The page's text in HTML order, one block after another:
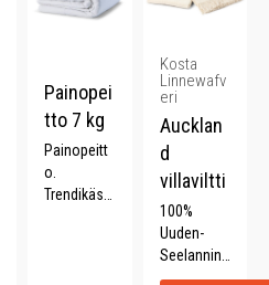
Painopei
tto 7 kg
Painopeitt
o.
Trendikäs.
Kosta
Linnewafv
eri
Aucklan
d
villaviltti
100%
Uuden-
Seelannin
villaa.